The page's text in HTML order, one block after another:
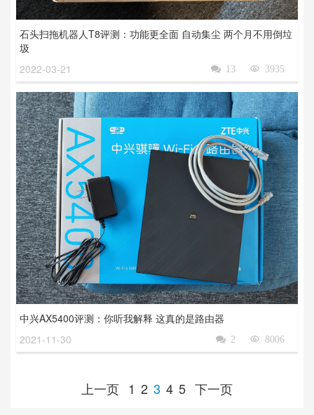
石头扫拖机器人T8评测：功能更全面 自动集尘 两个月不用倒垃
圾
2022-03-21
3935

13

中兴AX5400评测：你听我解释 这真的是路由器
2021-11-30
8006

2

上一页 1 2 3 4 5 下一页